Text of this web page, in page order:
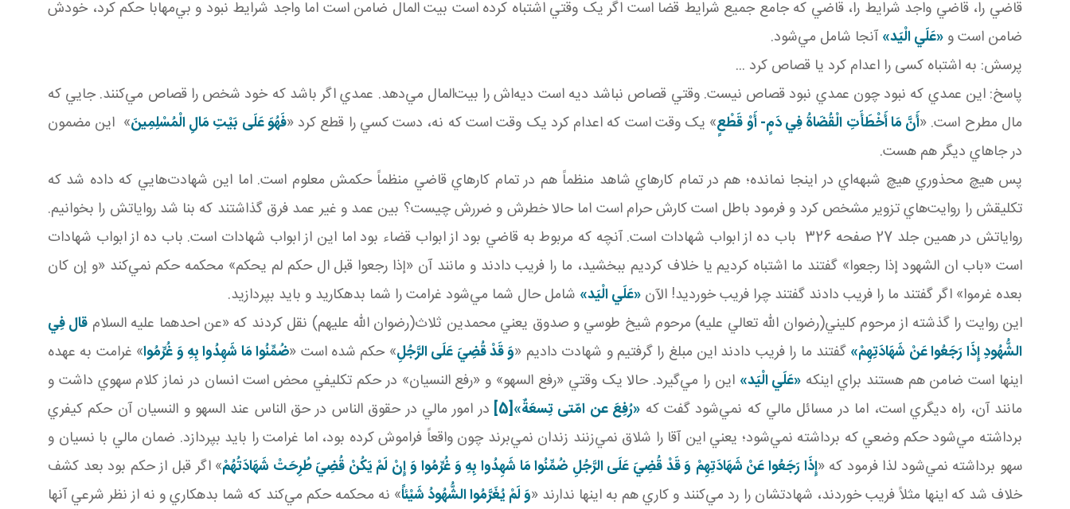
قاضي را، قاضي واجد شرايط را، قاضي که جامع جميع شرايط قضا است اگر يک وقتي اشتباه کرده است بيت المال ضامن است اما واجد شرايط نبود و بي‌مهابا حکم کرد، خودش
ضامن است و«عَلَي الْيَد» آنجا شامل مي‌شود.
پرسش: به اشتباه کسی را اعدام کرد يا قصاص کرد ...
پاسخ: اين عمدي که نبود چون عمدي نبود قصاص نيست. وقتي قصاص نباشد ديه است ديه‌اش را بيت‌المال مي‌دهد. عمدي اگر باشد که خود شخص را قصاص مي‌کنند. جايي که
مال مطرح است. «أَنَّ مَا أَخْطَأَتِ الْقُضَاةُ فِي دَمٍ- أَوْ قَطْعٍ» يک وقت است که اعدام کرد يک وقت است که نه، دست کسي را قطع کرد «فَهُوَ عَلَى بَيْتِ مَالِ الْمُسْلِمِينَ» اين مضمون
در جاهاي ديگر هم هست.
پس هيچ محذوري هيچ شبهه‌اي در اينجا نمانده؛ هم در تمام کارهاي شاهد منظماً هم در تمام کارهاي قاضي منظماً حکمش معلوم است. اما اين شهادت‌هايي که داده شد که
تکليقش را روايت‌هاي تزوير مشخص کرد و فرمود باطل است کارش حرام است اما حالا خطرش و ضررش چيست؟ بين عمد و غير عمد فرق گذاشتند که بنا شد رواياتش را بخوانيم.
رواياتش در همين جلد 27 صفحه 326 باب ده از ابواب شهادات است. آنچه که مربوط به قاضي بود از ابواب قضاء بود اما اين از ابواب شهادات است. باب ده از ابواب شهادات
است «باب ان الشهود إذا رجعوا» گفتند ما اشتباه کرديم يا خلاف کرديم ببخشيد، ما را فريب دادند و مانند آن «إذا رجعوا قبل ال حکم لم يحکم» محکمه حکم نمي‌کند «و إن کان
بعده غرموا» اگر گفتند ما را فريب دادند گفتند چرا فريب خورديد! الآن «عَلَي الْيَد» شامل حال شما مي‌شود غرامت را شما بدهکاريد و بايد بپردازيد.
اين روايت را گذشته از مرحوم کليني(رضوان الله تعالي عليه) مرحوم شيخ طوسي و صدوق يعني محمدين ثلاث(رضوان الله عليهم) نقل کردند که «عن احدهما عليه السلام قال فِي
الشُّهُودِ إِذَا رَجَعُوا عَنْ شَهَادَتِهِمْ» گفتند ما را فريب دادند اين مبلغ را گرفتيم و شهادت داديم «وَ قَدْ قُضِيَ عَلَى الرَّجُلِ» حکم شده است «ضُمِّنُوا مَا شَهِدُوا بِهِ وَ غُرِّمُوا» غرامت به عهده
اينها است ضامن هم هستند براي اينکه «عَلَي الْيَد» اين را مي‌گيرد. حالا يک وقتي «رفع السهو» و «رفع النسيان» در حکم تکليفي محض است انسان در نماز کلام سهوي داشت و
مانند آن، راه ديگري است، اما در مسائل مالي که نمي‌شود گفت که «رُفِعَ عن امّتی تِسعَةٌ»[5]
در امور مالي در حقوق الناس در حق الناس عند السهو و النسيان آن حکم کيفري
برداشته مي‌شود حکم وضعي که برداشته نمي‌شود؛ يعني اين آقا را شلاق نمي‌زنند زندان نمي‌برند چون واقعاً فراموش کرده بود، اما غرامت را بايد بپردازد. ضمان مالي با نسيان و
سهو برداشته نمي‌شود لذا فرمود که «إِذَا رَجَعُوا عَنْ شَهَادَتِهِمْ وَ قَدْ قُضِيَ عَلَى الرَّجُلِ ضُمِّنُوا مَا شَهِدُوا بِهِ وَ غُرِّمُوا وَ إِنْ لَمْ يَكُنْ قُضِيَ طُرِحَتْ شَهَادَتُهُمْ» اگر قبل از حکم بود بعد کشف
خلاف شد که اينها مثلاً فريب خوردند، شهادتشان را رد مي‌کنند و کاري هم به اينها ندارند «وَ لَمْ يُغَرَّمُوا الشُّهُودُ شَيْئاً» نه محکمه حکم مي‌کند که شما بدهکاري و نه از نظر شرعي آنها